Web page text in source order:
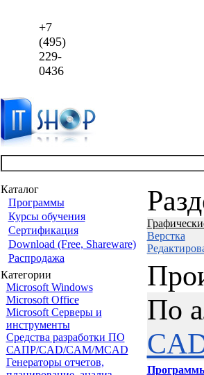
+7
(495)
229-
0436
Каталог
Программы
Курсы обучения
Сертификация
Download (Free, Shareware)
Распродажа
Категории
Microsoft Windows
Microsoft Office
Microsoft Серверы и
инструменты
Средства разработки ПО
САПР/CAD/CAM/MCAD
Генераторы отчетов,
Верстка
По